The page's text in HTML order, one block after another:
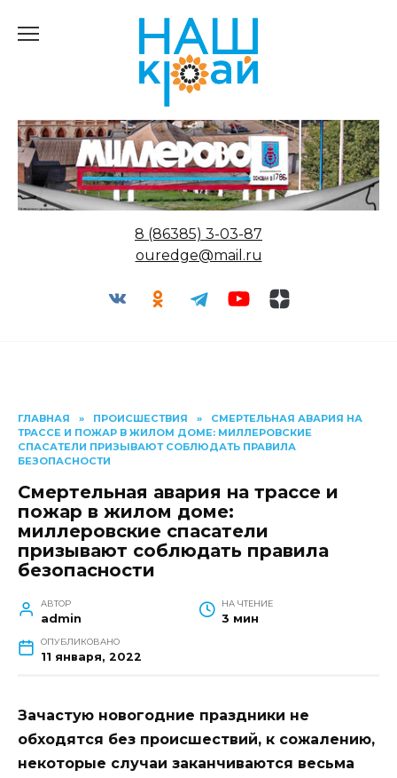
8 (86385) 3-03-87
ouredge@mail.ru
ГЛАВНАЯ » ПРОИСШЕСТВИЯ »
СМЕРТЕЛЬНАЯ АВАРИЯ НА
ТРАССЕ И ПОЖАР В ЖИЛОМ ДОМЕ: МИЛЛЕРОВСКИЕ
СПАСАТЕЛИ ПРИЗЫВАЮТ СОБЛЮДАТЬ ПРАВИЛА
БЕЗОПАСНОСТИ
Смертельная авария на трассе и
пожар в жилом доме:
миллеровские спасатели
призывают соблюдать правила
безопасности
АВТОР
admin
НА ЧТЕНИЕ
3 мин
ОПУБЛИКОВАНО
11 января, 2022
Зачастую новогодние праздники не
обходятся без происшествий, к сожалению,
некоторые случаи заканчиваются весьма